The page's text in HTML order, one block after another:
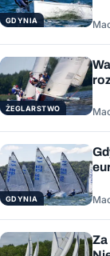
GDYNIA
ŻEGLARSTWO
GDYNIA
Za